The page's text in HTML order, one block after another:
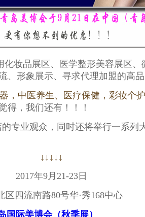
妆品展区、医学整形美容展区
形象展示、寻求代理加盟的高品
，中医养生、医疗保健，彩妆个
得，我们还有！！！
专业观众，同时还将举行一系
↓↓↓↓↓
2017年9月 21-23日
区四流南路80号华·秀168中心
国际美博会（秋季展）